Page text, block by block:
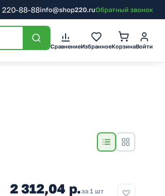
220-88-88info@shop220.ruОбратный звонок
СравнениеИзбранноеКорзинаВойти
2 312,04 р.за 1 шт